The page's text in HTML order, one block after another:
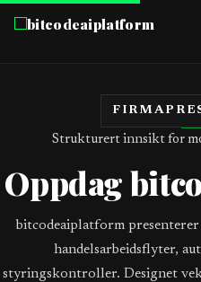
bitcodeaiplatform
Strukturert innsikt for
Oppdag
bitcodeaiplatform
handelsarbeidsflyter,
styringskontroller. Designet